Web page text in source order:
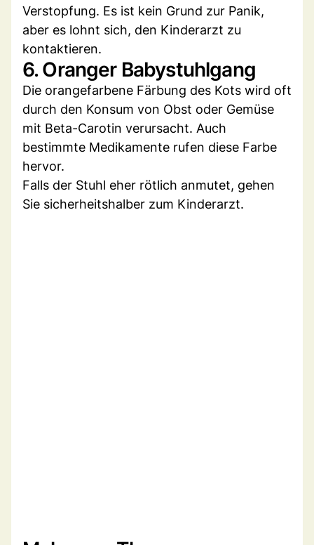
Verstopfung. Es ist kein Grund zur Panik,
aber es lohnt sich, den Kinderarzt zu
kontaktieren.
6. Oranger Babystuhlgang
Die orangefarbene Färbung des Kots wird oft
durch den Konsum von Obst oder Gemüse
mit Beta-Carotin verursacht. Auch
bestimmte Medikamente rufen diese Farbe
hervor.
Falls der Stuhl eher rötlich anmutet, gehen
Sie sicherheitshalber zum Kinderarzt.